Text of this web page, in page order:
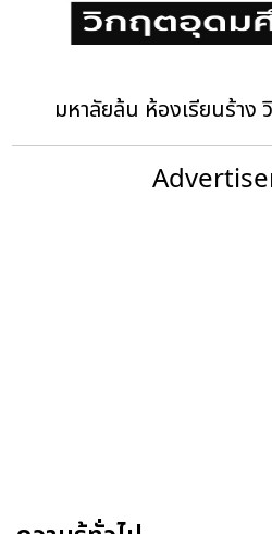
มหาลัยล้น ห้องเรียนร้าง